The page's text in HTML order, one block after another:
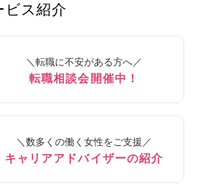
ビス紹介
＼転職に不安がある方へ／
転職相談会開催中！
＼数多くの働く女性をご支援／
キャリアアドバイザーの紹介